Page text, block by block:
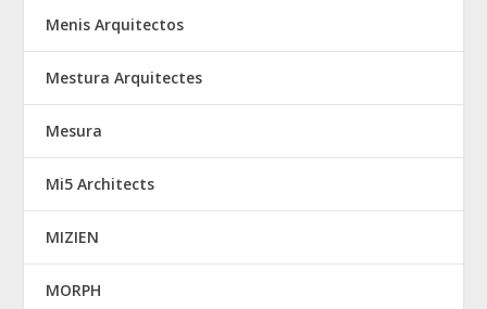
Menis Arquitectos
Mestura Arquitectes
Mesura
Mi5 Architects
MIZIEN
MORPH